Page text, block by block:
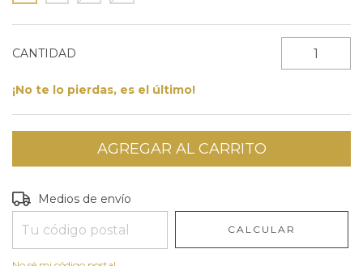
CANTIDAD
¡No te lo pierdas, es el último!
Entregas para el CP:
Medios de envío
CALCULAR